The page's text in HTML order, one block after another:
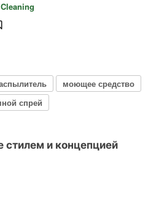
Cleaning
моющее средство
спрей
стилем и концепцией